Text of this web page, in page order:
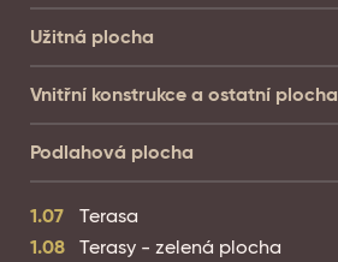
Užitná plocha
Vnitřní konstrukce a ostatní plocha
Podlahová plocha
1.07 Terasa
1.08
Terasy - zelená plocha